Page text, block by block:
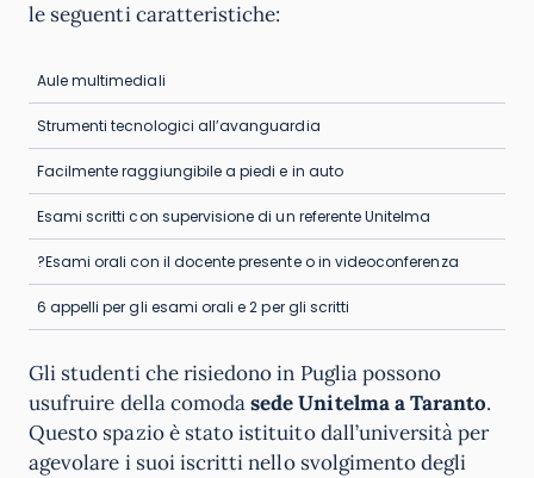
le seguenti caratteristiche:
Aule multimediali
Strumenti tecnologici all’avanguardia
Facilmente raggiungibile a piedi e in auto
Esami scritti con supervisione di un referente Unitelma
?Esami orali con il docente presente o in videoconferenza
6 appelli per gli esami orali e 2 per gli scritti
Gli studenti che risiedono in Puglia possono
usufruire della comodasede Unitelma a Taranto.
Questo spazio è stato istituito dall’università per
agevolare i suoi iscritti nello svolgimento degli